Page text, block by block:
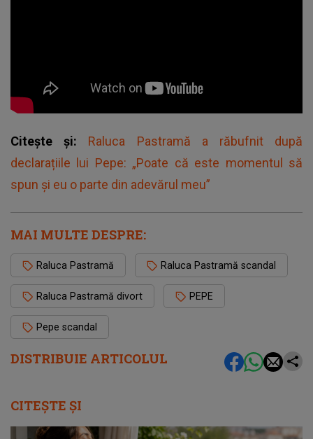
DISTRIBUIE ARTICOLUL
Citește și: Raluca Pastramă a răbufnit după
declarațiile lui Pepe: „Poate că este momentul să
spun și eu o parte din adevărul meu”
MAI MULTE DESPRE:
Raluca Pastramă Raluca Pastramă scandal
Raluca Pastramă divort PEPE
Pepe scandal
CITEȘTE ȘI